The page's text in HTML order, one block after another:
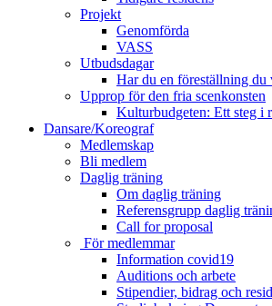
Projekt
Genomförda
VASS
Utbudsdagar
Har du en föreställning du
Upprop för den fria scenkonsten
Kulturbudgeten: Ett steg i
Dansare/Koreograf
Medlemskap
Bli medlem
Daglig träning
Om daglig träning
Referensgrupp daglig
Call for proposal
För medlemmar
Information covid19
Auditions och arbete
Stipendier, bidrag och